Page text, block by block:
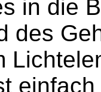
in die
des